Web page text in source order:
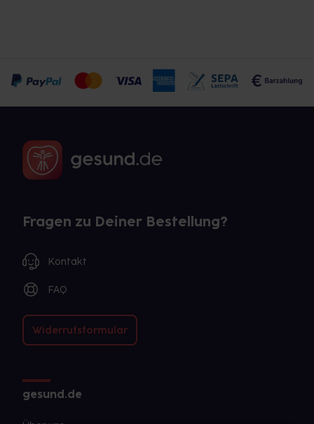
Fragen zu Deiner Bestellung?
Kontakt
FAQ
Widerrufsformular
gesund.de